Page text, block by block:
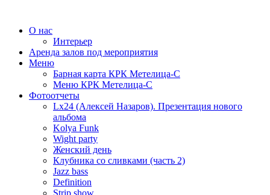
О нас
Интерьер
Аренда залов под мероприятия
Меню
Барная карта КРК Метелица-С
Меню КРК Метелица-С
Фотоотчеты
Lx24 (Алексей Назаров). Презентация нового
альбома
Kolya Funk
Wight party
Женский день
Клубника со сливками (часть 2)
Jazz bass
Definition
Strip show